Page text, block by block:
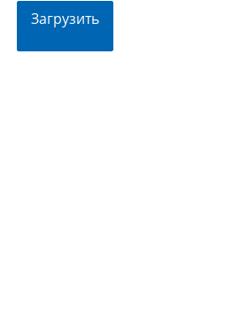
Загрузить